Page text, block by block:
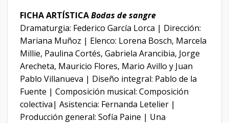
FICHA ARTÍSTICABodas de sangre
Dramaturgia: Federico García Lorca | Dirección:
Mariana Muñoz | Elenco: Lorena Bosch, Marcela
Millie, Paulina Cortés, Gabriela Arancibia, Jorge
Arecheta, Mauricio Flores, Mario Avillo y Juan
Pablo Villanueva | Diseño integral: Pablo de la
Fuente | Composición musical: Composición
colectiva| Asistencia: Fernanda Letelier |
Producción general: Sofía Paine | Una